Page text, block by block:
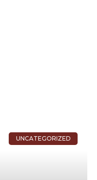
UNCATEGORIZED